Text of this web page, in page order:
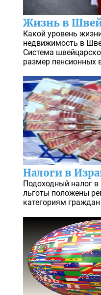
Жизнь в
Какой уровень
недвижимость в
Система
размер пенсионных
Налоги в
Подоходный налог в
льготы положены
категориям граждан